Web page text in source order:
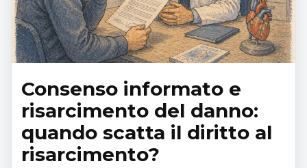
Consenso informato e
risarcimento del danno:
quando scatta il diritto al
risarcimento?